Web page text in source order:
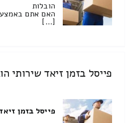
הובלות
האם אתם
[…]
פייסל בזמן זיאד שירותי
פייסל בזמן